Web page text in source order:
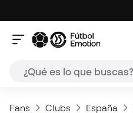
Fans Clubs España